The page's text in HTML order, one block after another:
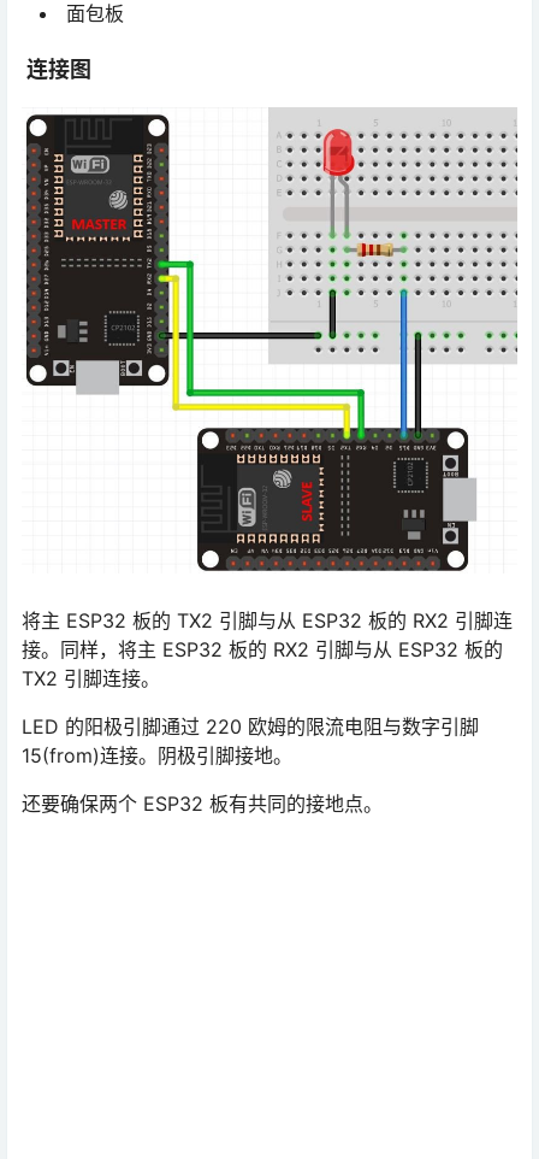
面包板
连接图
将主 ESP32 板的 TX2 引脚与从 ESP32 板的 RX2 引脚连
接。同样，将主 ESP32 板的 RX2 引脚与从 ESP32 板的
TX2 引脚连接。
LED 的阳极引脚通过 220 欧姆的限流电阻与数字引脚
15(from)连接。阴极引脚接地。
还要确保两个 ESP32 板有共同的接地点。